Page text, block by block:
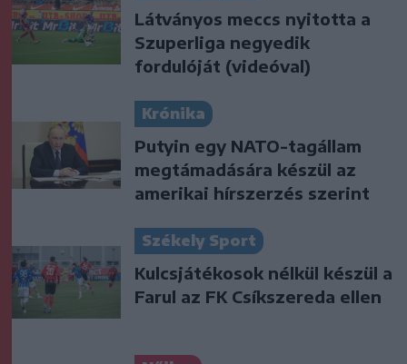
Látványos meccs nyitotta a
Szuperliga negyedik
fordulóját (videóval)
Krónika
Putyin egy NATO-tagállam
megtámadására készül az
amerikai hírszerzés szerint
Székely Sport
Kulcsjátékosok nélkül készül a
Farul az FK Csíkszereda ellen